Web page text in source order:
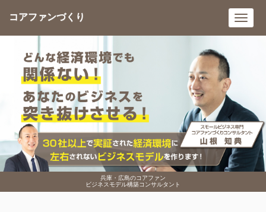
兵庫・広島のコアファン
ビジネスモデル構築コンサルタント
コアファンづくり